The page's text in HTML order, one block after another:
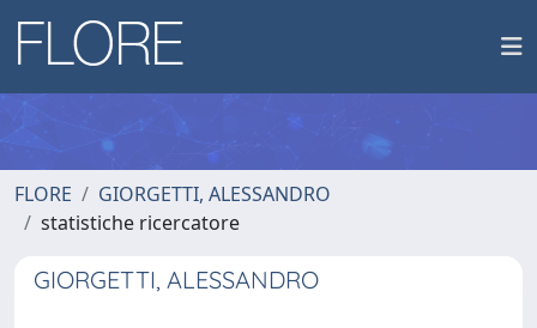
FLORE
GIORGETTI, ALESSANDRO
statistiche ricercatore
GIORGETTI, ALESSANDRO